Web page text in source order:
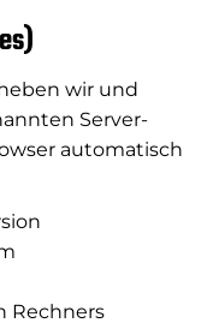
wir und
Server-
automatisch
Rechners